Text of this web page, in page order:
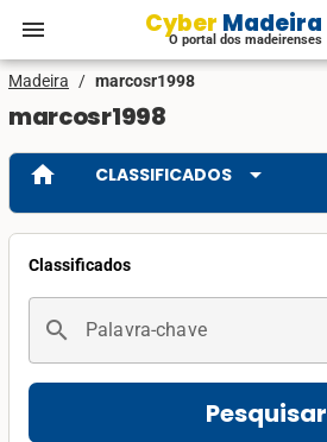
menu Cyber Madeira
O portal dos madeirenses
Madeira / marcosr1998
marcosr1998
home CLASSIFICADOS arrow_drop_down
Classificados
search Palavra-chave
Pesquisar